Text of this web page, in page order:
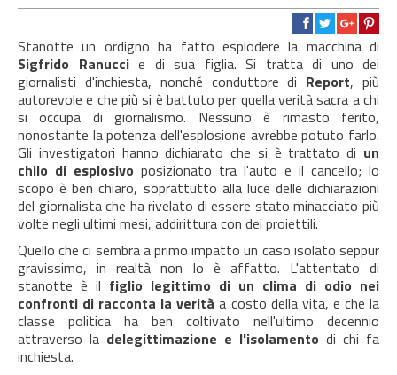
Stanotte un ordigno ha fatto esplodere la macchina di
Sigfrido Ranuccie di sua figlia. Si tratta di uno dei
giornalisti d'inchiesta, nonché conduttore di Report, più
autorevole e che più si è battuto per quella verità sacra a chi
si occupa di giornalismo. Nessuno è rimasto ferito,
nonostante la potenza dell'esplosione avrebbe potuto farlo.
Gli investigatori hanno dichiarato che si è trattato di un
chilo di esplosivo posizionato tra l'auto e il cancello; lo
scopo è ben chiaro, soprattutto alla luce delle dichiarazioni
del giornalista che ha rivelato di essere stato minacciato più
volte negli ultimi mesi, addirittura con dei proiettili.
Quello che ci sembra a primo impatto un caso isolato seppur
gravissimo, in realtà non lo è affatto. L'attentato di
stanotte è il figlio legittimo di un clima di odio nei
confronti di racconta la verità a costo della vita, e che la
classe politica ha ben coltivato nell'ultimo decennio
attraverso la delegittimazione e l'isolamento di chi fa
inchiesta.